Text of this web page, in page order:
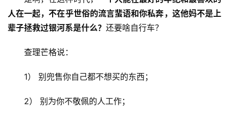
人在一起，不在乎世俗的流言蜚语和你私奔，这他妈不是上
辈子拯救过银河系是什么？ 还要啥自行车？
查理芒格说：
1） 别兜售你自己都不想买的东西；
2） 别为你不敬佩的人工作；